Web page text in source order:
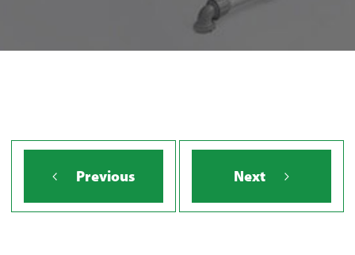
Previous Next